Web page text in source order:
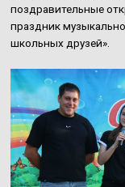
поздравительные
праздник
школьных друзей».